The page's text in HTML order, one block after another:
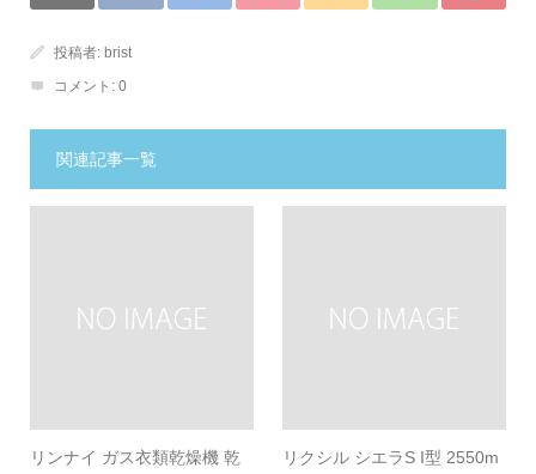
投稿者: brist
コメント: 0
関連記事一覧
リンナイ ガス衣類乾燥機 乾
リクシル シエラS I型 2550m